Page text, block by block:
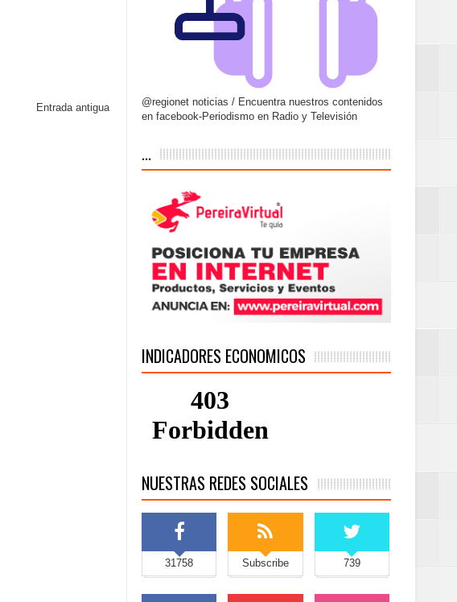
Entrada antigua
@regionet noticias / Encuentra nuestros contenidos
en facebook-Periodismo en Radio y Televisión
...
INDICADORES ECONOMICOS
NUESTRAS REDES SOCIALES
31758 Subscribe 739